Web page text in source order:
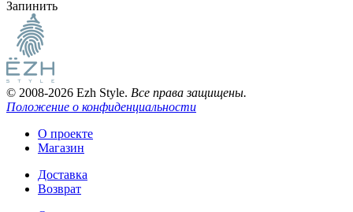
Запинить
© 2008-2026 Ezh Style. Все права защищены.
Положение о конфиденциальности
О проекте
Магазин
Доставка
Возврат